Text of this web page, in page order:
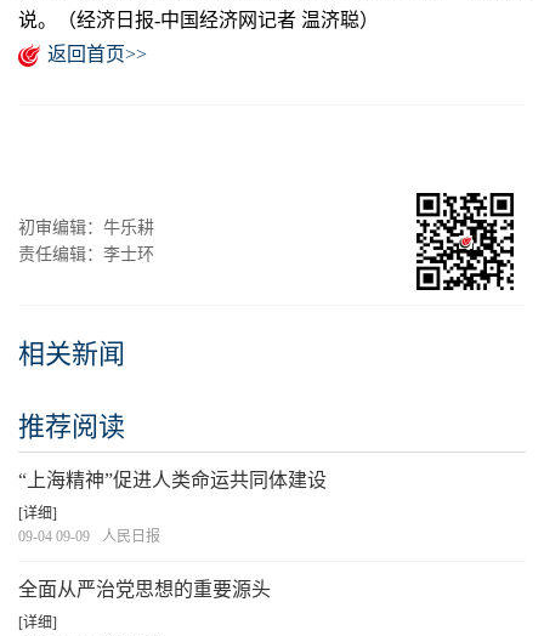
说。（经济日报-中国经济网记者 温济聪）
返回首页>>
初审编辑：牛乐耕
责任编辑：李士环
相关新闻
推荐阅读
“上海精神”促进人类命运共同体建设
[详细]
09-04 09-09
人民日报
全面从严治党思想的重要源头
[详细]